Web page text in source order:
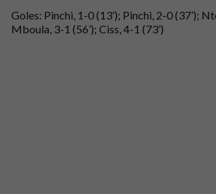
Goles: Pinchi, 1-0 (13’); Pinchi, 2-0 (37’);
Mboula, 3-1 (56’); Ciss, 4-1 (73’)